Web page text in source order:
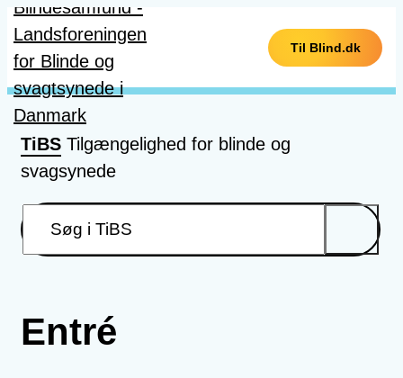
Gå til hovedindhold
Til Blind.dk
TiBS Tilgængelighed for blinde og
svagsynede
Entré